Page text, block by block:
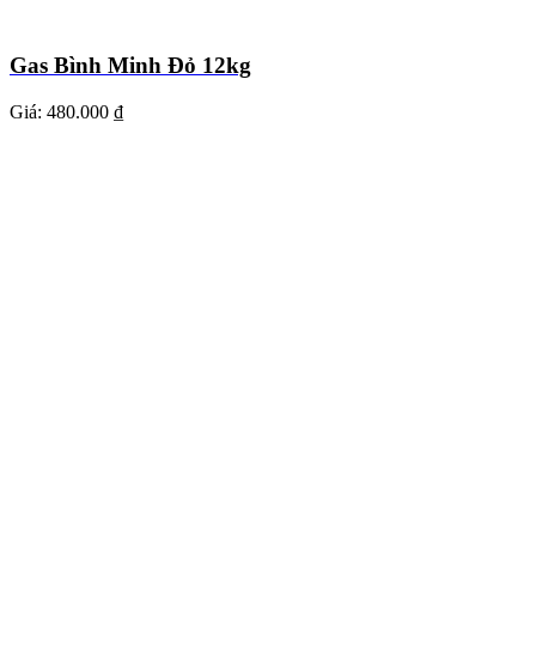
Gas Bình Minh Đỏ 12kg
Giá: 480.000 ₫